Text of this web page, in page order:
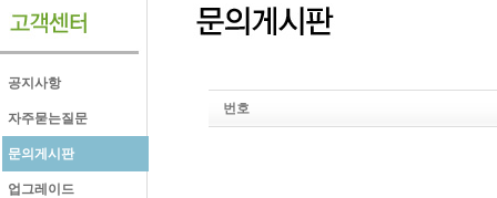
공지사항
자주묻는질문
문의게시판
업그레이드
번호